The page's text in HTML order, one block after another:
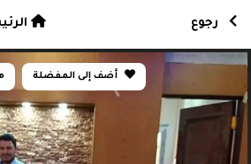
أضف إلى المفضلة
رجوع